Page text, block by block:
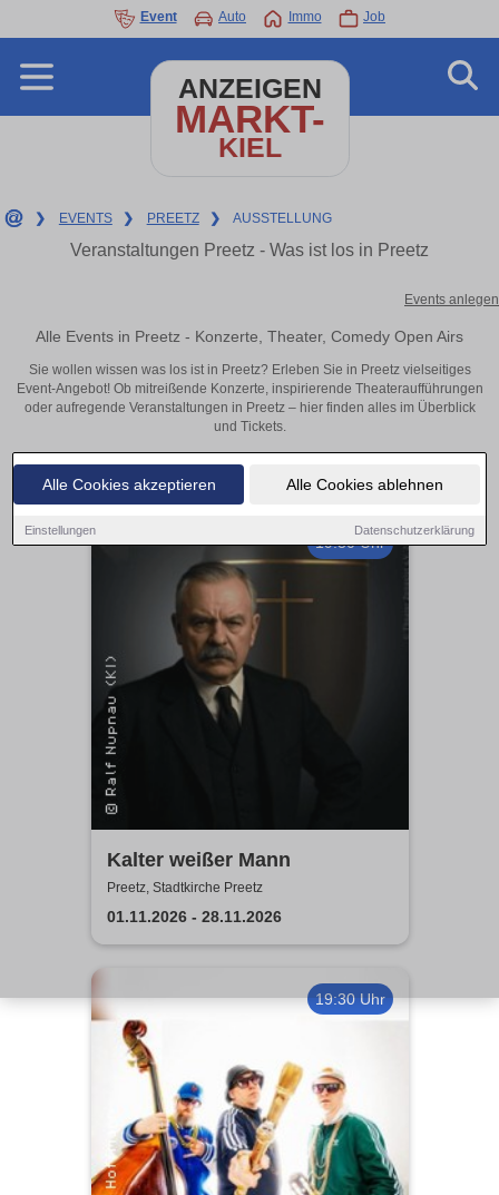
Alle Cookies akzeptieren Alle Cookies ablehnen
Einstellungen Datenschutzerklärung
Event Auto Immo Job
ANZEIGEN
MARKT-
KIEL
❯ EVENTS ❯ PREETZ ❯ AUSSTELLUNG
Veranstaltungen Preetz - Was ist los in Preetz
Events anlegen
Alle Events in Preetz - Konzerte, Theater, Comedy Open Airs
Sie wollen wissen was los ist in Preetz? Erleben Sie in Preetz vielseitiges
Event-Angebot! Ob mitreißende Konzerte, inspirierende Theateraufführungen
oder aufregende Veranstaltungen in Preetz – hier finden alles im Überblick
und Tickets.
19:30 Uhr
Kalter weißer Mann
Preetz, Stadtkirche Preetz
01.11.2026 - 28.11.2026
19:30 Uhr